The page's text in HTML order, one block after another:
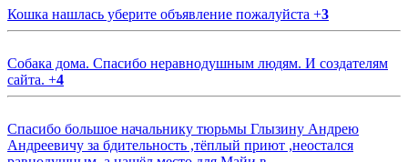
Кошка нашлась уберите объявление пожалуйста +3
Собака дома. Спасибо неравнодушным людям. И создателям
сайта. +4
Спасибо большое начальнику тюрьмы Глызину Андрею
Андреевичу за бдительность ,тёплый приют ,неостался